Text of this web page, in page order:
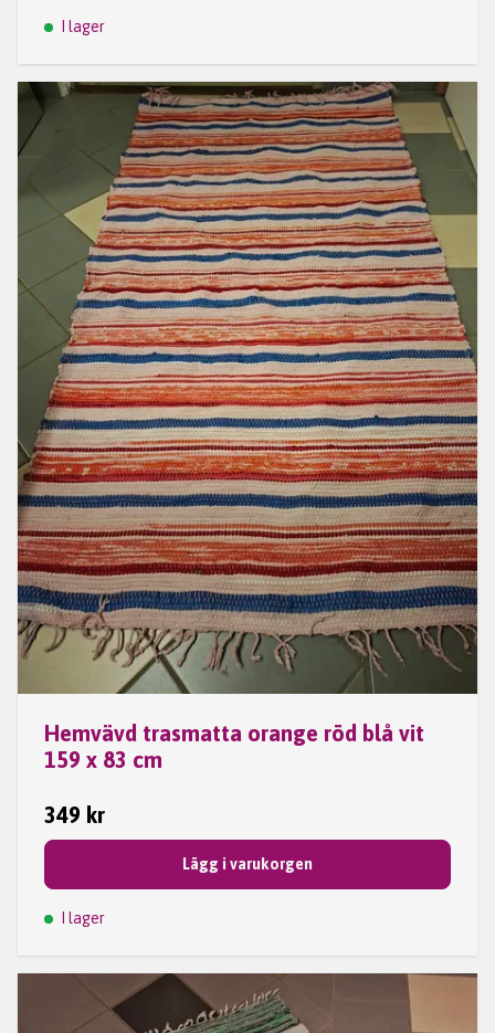
I lager
Hemvävd trasmatta orange röd blå vit
159 x 83 cm
349 kr
Lägg i varukorgen
I lager